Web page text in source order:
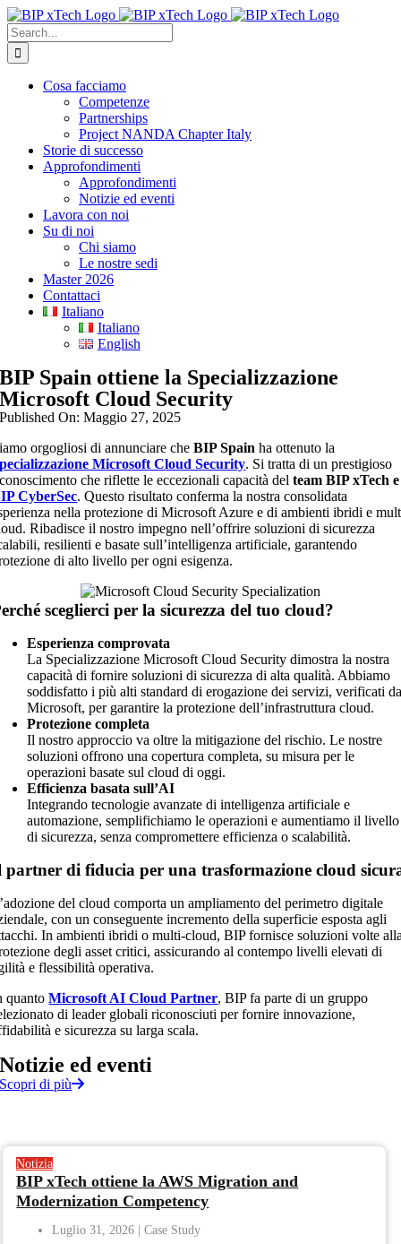
Skip
to
content
Search
for:
Cosa facciamo
Competenze
Partnerships
Project NANDA Chapter Italy
Storie di successo
Approfondimenti
Approfondimenti
Notizie ed eventi
Lavora con noi
Su di noi
Chi siamo
Le nostre sedi
Master 2026
Contattaci
Italiano
Italiano
English
BIP Spain ottiene la Specializzazione
Microsoft Cloud Security
Published On: Maggio 27, 2025
orgogliosi di annunciare cheBIP Spain ha ottenuto la
Microsoft Cloud Security. Si tratta di un prestigioso
che riflette le eccezionali capacità delteam BIP xTech e
CyberSec. Questo risultato conferma la nostra consolidata
nella protezione di Microsoft Azure e di ambienti ibridi e
Ribadisce il nostro impegno nell’offrire soluzioni di sicurezza
resilienti e basate sull’intelligenza artificiale, garantendo
di alto livello per ogni esigenza.
sceglierci per la sicurezza del tuo cloud?
Esperienza comprovata
La Specializzazione Microsoft Cloud Security dimostra la nostra
capacità di fornire soluzioni di sicurezza di alta qualità. Abbiamo
soddisfatto i più alti standard di erogazione dei servizi, verificati
Microsoft, per garantire la protezione dell’infrastruttura cloud.
Protezione completa
Il nostro approccio va oltre la mitigazione del rischio. Le nostre
soluzioni offrono una copertura completa, su misura per le
operazioni basate sul cloud di oggi.
Efficienza basata sull’AI
Integrando tecnologie avanzate di intelligenza artificiale e
automazione, semplifichiamo le operazioni e aumentiamo il livello
di sicurezza, senza compromettere efficienza o scalabilità.
partner di fiducia per una trasformazione cloud
del cloud comporta un ampliamento del perimetro digitale
con un conseguente incremento della superficie esposta agli
In ambienti ibridi o multi-cloud, BIP fornisce soluzioni volte
degli asset critici, assicurando al contempo livelli elevati di
e flessibilità operativa.
quantoMicrosoft AI Cloud Partner, BIP fa parte di un gruppo
di leader globali riconosciuti per fornire innovazione,
e sicurezza su larga scala.
Notizie edeventi
Scopri di più
Notizia
BIP xTech ottiene la AWS Migration and
Modernization Competency
Luglio 31, 2026